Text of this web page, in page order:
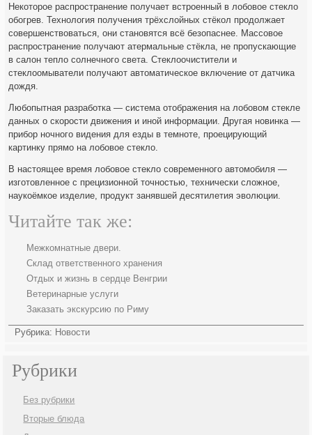
Некоторое распространение получает встроенный в лобовое стекло
обогрев. Технология получения трёхслойных стёкол продолжает
совершенствоваться, они становятся всё безопаснее. Массовое
распространение получают атермальные стёкла, не пропускающие
в салон тепло солнечного света. Стеклоочистители и
стеклоомыватели получают автоматическое включение от датчика
дождя.
Любопытная разработка — система отображения на лобовом стекле
данных о скорости движения и иной информации. Другая новинка —
прибор ночного видения для езды в темноте, проецирующий
картинку прямо на лобовое стекло.
В настоящее время лобовое стекло современного автомобиля —
изготовленное с прецизионной точностью, технически сложное,
наукоёмкое изделие, продукт занявшей десятилетия эволюции.
Читайте так же:
Межкомнатные двери.
Склад ответственного хранения
Отдых и жизнь в сердце Венгрии
Ветеринарные услуги
Заказать экскурсию по Риму
Рубрика: Новости
Рубрики
Без рубрики
Вторые блюда